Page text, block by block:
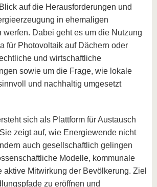
auf die Herausforderungen und
in ehemaligen
werfen. Dabei geht es um die Nutzung
für Photovoltaik auf Dächern oder
und wirtschaftliche
sowie um die Frage, wie lokale
und nachhaltig umgesetzt
sich als Plattform für Austausch
zeigt auf, wie Energiewende nicht
auch gesellschaftlich gelingen
Modelle, kommunale
aktive Mitwirkung der Bevölkerung. Ziel
zu eröffnen und